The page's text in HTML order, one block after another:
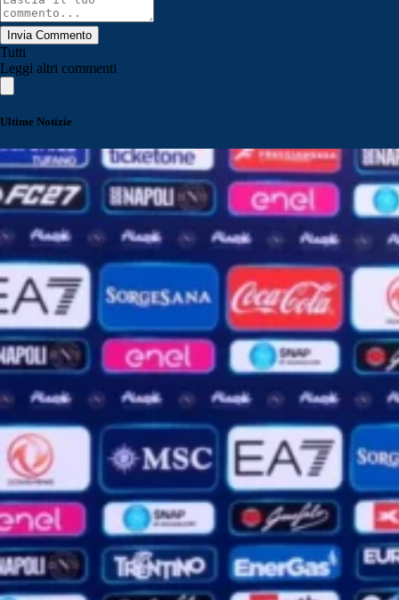
Invia Commento
Tutti
Leggi altri commenti
Ultime Notizie